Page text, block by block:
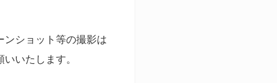
ショット等の撮影は
いたします。